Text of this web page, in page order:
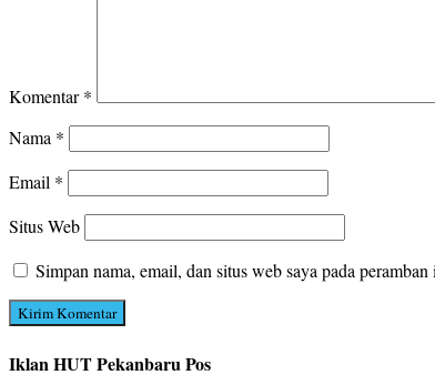
Komentar*
Nama *
Email *
Situs Web
Simpan nama, email, dan situs web saya pada
Iklan HUT Pekanbaru Pos